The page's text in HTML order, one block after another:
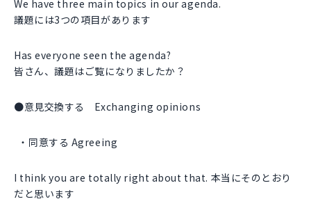
We have three main topics in our agenda.
議題には3つの項目があります
Has everyone seen the agenda?
皆さん、議題はご覧になりましたか？
●意見交換する Exchanging opinions
同意する Agreeing
I think you are totally right about that. 本当にそのとおり
だと思います